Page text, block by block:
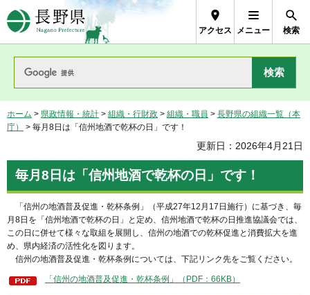
長野県Nagano Prefecture
アクセス メニュー 検索
ホーム > 県政情報・統計 > 組織・行財政 > 組織・職員 > 長野県の組織一覧（本
庁）
> 毎月8日は「信州地酒で乾杯の日」です！
更新日：2026年4月21日
毎月8日は「信州地酒で乾杯の日」です！
「信州の地酒普及促進・乾杯条例」（平成27年12月17日施行）に基づき、毎
月8日を「信州地酒で乾杯の日」と定め、信州地酒で乾杯の日推進協議会では、
この日に併せて様々な取組を展開し、信州の地酒での乾杯促進と消費拡大を進
め、県内経済の活性化を図ります。
信州の地酒普及促進・乾杯条例については、下記リンク先をご覧ください。
「信州の地酒普及促進・乾杯条例」（PDF：66KB）